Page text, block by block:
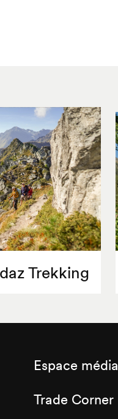
Trekking
Espace média
Trade Corner